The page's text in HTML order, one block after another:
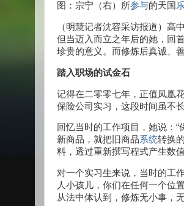
图：宗宁（右）所参与的天国
（明慧记者沈容采访报道）高
但当迈入而立之年后的她，回
珍贵的意义。而修炼后真诚、
踏入职场的试金石
记得在二零零七年，正值凤凰
保险公司实习，这段时间虽不
回忆当时的工作项目，她说：
新商品，就把旧商品系统转换
料，透过重新撰写程式产生数
对一个实习生来说，当时的工
人小孩儿，你们在任何一个位
从法中体认到，修炼无小事，